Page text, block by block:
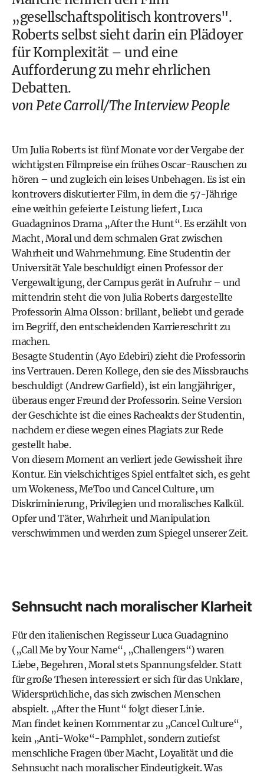
„gesellschaftspolitisch kontrovers".
Roberts selbst sieht darin ein Plädoyer
für Komplexität – und eine
Aufforderung zu mehr ehrlichen
Debatten.
von Pete Carroll/The Interview People
Um Julia Roberts ist fünf Monate vor der Vergabe der
wichtigsten Filmpreise ein frühes Oscar-Rauschen zu
hören – und zugleich ein leises Unbehagen. Es ist ein
kontrovers diskutierter Film, in dem die 57-Jährige
eine weithin gefeierte Leistung liefert, Luca
Guadagninos Drama „After the Hunt“. Es erzählt von
Macht, Moral und dem schmalen Grat zwischen
Wahrheit und Wahrnehmung. Eine Studentin der
Universität Yale beschuldigt einen Professor der
Vergewaltigung, der Campus gerät in Aufruhr – und
mittendrin steht die von Julia Roberts dargestellte
Professorin Alma Olsson: brillant, beliebt und gerade
im Begriff, den entscheidenden Karriereschritt zu
machen.
Besagte Studentin (Ayo Edebiri) zieht die Professorin
ins Vertrauen. Deren Kollege, den sie des Missbrauchs
beschuldigt (Andrew Garfield), ist ein langjähriger,
überaus enger Freund der Professorin. Seine Version
der Geschichte ist die eines Racheakts der Studentin,
nachdem er diese wegen eines Plagiats zur Rede
gestellt habe.
Von diesem Moment an verliert jede Gewissheit ihre
Kontur. Ein vielschichtiges Spiel entfaltet sich, es geht
um Wokeness, MeToo und Cancel Culture, um
Diskriminierung, Privilegien und moralisches Kalkül.
Opfer und Täter, Wahrheit und Manipulation
verschwimmen und werden zum Spiegel unserer Zeit.
Sehnsucht nach moralischer Klarheit
Für den italienischen Regisseur Luca Guadagnino
(„Call Me by Your Name“, „Challengers“) waren
Liebe, Begehren, Moral stets Spannungsfelder. Statt
für große Thesen interessiert er sich für das Unklare,
Widersprüchliche, das sich zwischen Menschen
abspielt. „After the Hunt“ folgt dieser Linie.
Man findet keinen Kommentar zu „Cancel Culture“,
kein „Anti-Woke“-Pamphlet, sondern zutiefst
menschliche Fragen über Macht, Loyalität und die
Sehnsucht nach moralischer Eindeutigkeit. Was